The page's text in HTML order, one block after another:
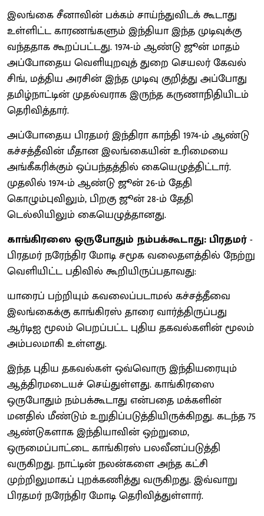
இலங்கை சீனாவின் பக்கம் சாய்ந்துவிடக் கூடாது
உள்ளிட்ட காரணங்களும் இந்தியா இந்த முடிவுக்கு
வந்ததாக கூறப்பட்டது. 1974-ம் ஆண்டு ஜூன் மாதம்
அப்போதைய வெளியுறவுத் துறை செயலர் கேவல்
சிங், மத்திய அரசின் இந்த முடிவு குறித்து அப்போது
தமிழ்நாட்டின் முதல்வராக இருந்த கருணாநிதியிடம்
தெரிவித்தார்.
அப்போதைய பிரதமர் இந்திரா காந்தி 1974-ம் ஆண்டு
கச்சத்தீவின் மீதான இலங்கையின் உரிமையை
அங்கீகரிக்கும் ஒப்பந்தத்தில் கையெழுத்திட்டார்.
முதலில் 1974-ம் ஆண்டு ஜூன் 26-ம் தேதி
கொழும்புவிலும், பிறகு ஜூன் 28-ம் தேதி
டெல்லியிலும் கையெழுத்தானது.
காங்கிரஸை ஒருபோதும் நம்பக்கூடாது: பிரதமர்-
பிரதமர் நரேந்திர மோடி சமூக வலைதளத்தில் நேற்று
வெளியிட்ட பதிவில் கூறியிருப்பதாவது:
யாரைப் பற்றியும் கவலைப்படாமல் கச்சத்தீவை
இலங்கைக்கு காங்கிரஸ் தாரை வார்த்திருப்பது
ஆர்டிஐ மூலம் பெறப்பட்ட புதிய தகவல்களின் மூலம்
அம்பலமாகி உள்ளது.
இந்த புதிய தகவல்கள் ஒவ்வொரு இந்தியரையும்
ஆத்திரமடையச் செய்துள்ளது. காங்கிரஸை
ஒருபோதும் நம்பக்கூடாது என்பதை மக்களின்
மனதில் மீண்டும் உறுதிப்படுத்தியிருக்கிறது. கடந்த 75
ஆண்டுகளாக இந்தியாவின் ஒற்றுமை,
ஒருமைப்பாட்டை காங்கிரஸ் பலவீனப்படுத்தி
வருகிறது. நாட்டின் நலன்களை அந்த கட்சி
முற்றிலுமாகப் புறக்கணித்து வருகிறது. இவ்வாறு
பிரதமர் நரேந்திர மோடி தெரிவித்துள்ளார்.